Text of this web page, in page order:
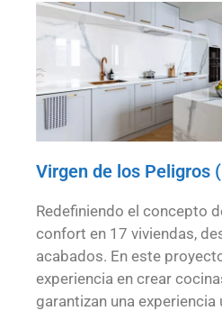
Virgen de los Peligros
Redefiniendo el concepto
confort en 17 viviendas,
acabados. En este
experiencia en crear
garantizan una experiencia